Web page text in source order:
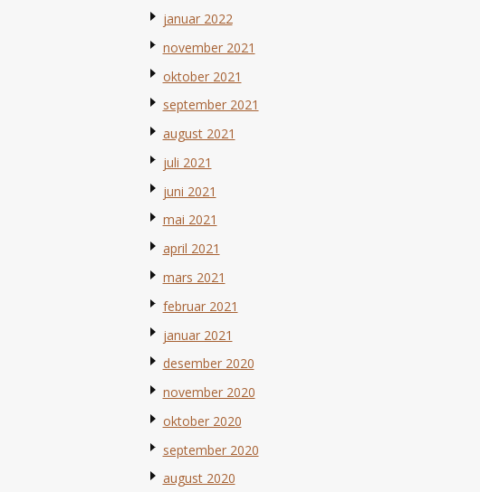
januar 2022
november 2021
oktober 2021
september 2021
august 2021
juli 2021
juni 2021
mai 2021
april 2021
mars 2021
februar 2021
januar 2021
desember 2020
november 2020
oktober 2020
september 2020
august 2020